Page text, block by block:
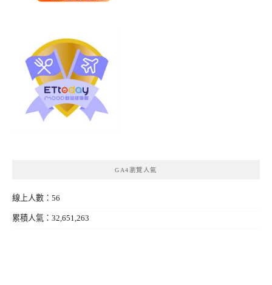
GA4瀏覽人氣
線上人數：56
累積人氣：32,651,263